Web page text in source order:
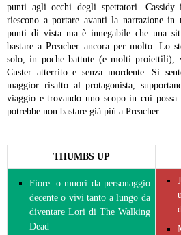
punti agli occhi degli spettatori.
riescono a portare avanti la narrazione in
punti di vista ma è innegabile che una
bastare a Preacher ancora per molto. Lo
solo, in poche battute (e molti proiettili),
Custer atterrito e senza mordente. Si
maggior risalto al protagonista,
viaggio e trovando uno scopo in cui
potrebbe non bastare già più a Preacher.
THUMBS UP
Fiore: o muori da personaggio
decente o vivi tanto a lungo da
diventare Lori di The Walking
Dead